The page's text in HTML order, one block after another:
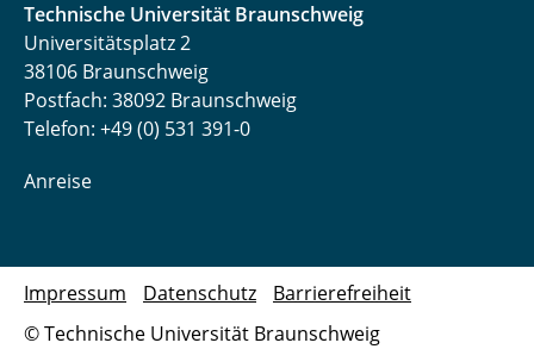
Technische Universität Braunschweig
Universitätsplatz 2
38106 Braunschweig
Postfach: 38092 Braunschweig
Telefon: +49 (0) 531 391-0
Anreise
© Technische Universität Braunschweig
Impressum Datenschutz Barrierefreiheit